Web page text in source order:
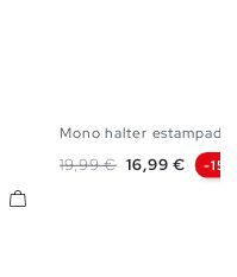
S
Mono halter estampado
Precio base
19,99 € Precio
16,99 € -15%